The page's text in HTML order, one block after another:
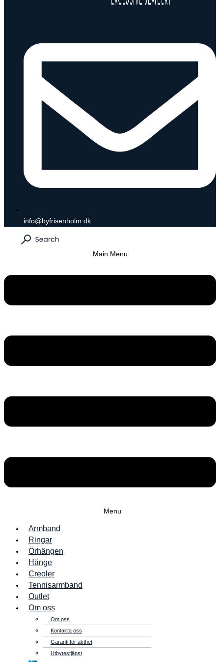
info@byfrisenholm.dk
Main Menu
Menu
Armband
Ringar
Örhängen
Hänge
Creoler
Tennisarmband
Outlet
Om oss
Om oss
Kontakta oss
Garanti för äkthet
Utbytestjänst